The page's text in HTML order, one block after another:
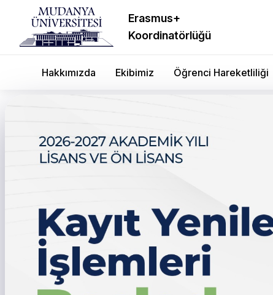
Erasmus+
Koordinatörlüğü
Hakkımızda Ekibimiz Öğrenci Hareketliliği
Psikoloji Zirvesi